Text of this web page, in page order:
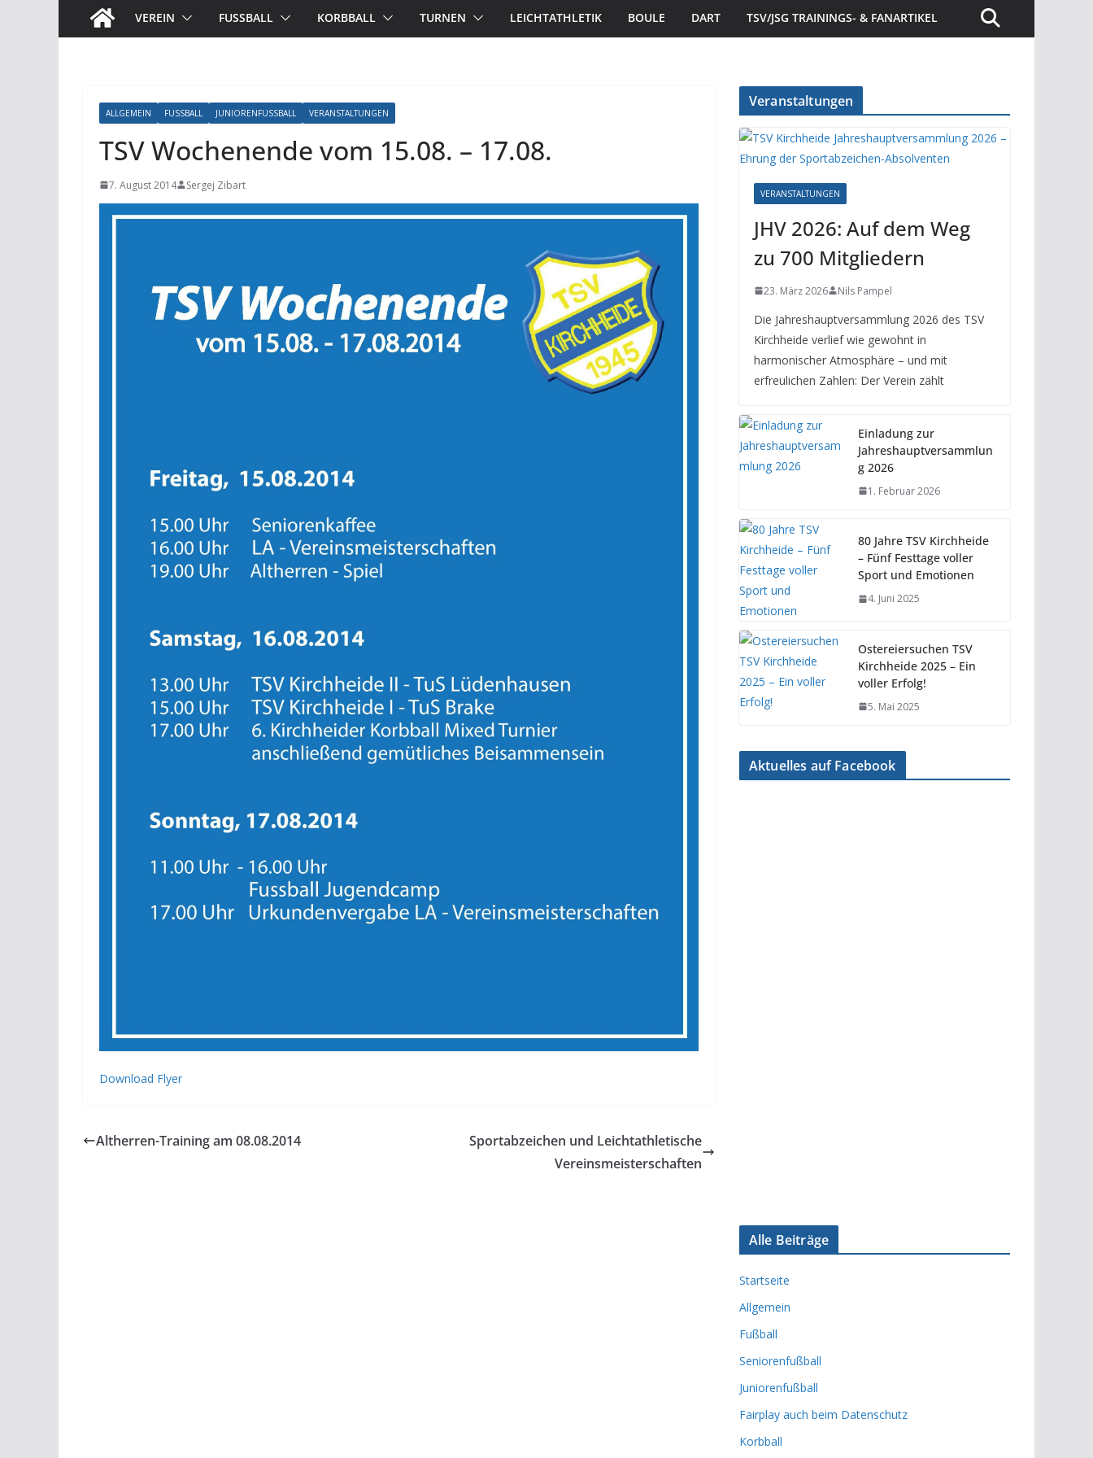
VEREIN FUSSBALL KORBBALL TURNEN LEICHTATHLETIK BOULE DART TSV/JSG TRAININGS- & FANARTIKEL
ALLGEMEIN FUSSBALL JUNIORENFUSSBALL VERANSTALTUNGEN
TSV Wochenende vom 15.08. – 17.08.
7. August 2014 Sergej Zibart
Download Flyer
Altherren-Training am 08.08.2014
Sportabzeichen und Leichtathletische
Vereinsmeisterschaften
Veranstaltungen
VERANSTALTUNGEN
JHV 2026: Auf dem Weg
zu 700 Mitgliedern
23. März 2026 Nils Pampel
Die Jahreshauptversammlung 2026 des TSV
Kirchheide verlief wie gewohnt in
harmonischer Atmosphäre – und mit
erfreulichen Zahlen: Der Verein zählt
Einladung zur
Jahreshauptversammlun
g 2026
1. Februar 2026
80 Jahre TSV Kirchheide
– Fünf Festtage voller
Sport und Emotionen
4. Juni 2025
Ostereiersuchen TSV
Kirchheide 2025 – Ein
voller Erfolg!
5. Mai 2025
Aktuelles auf Facebook
Alle Beiträge
Startseite
Allgemein
Fußball
Seniorenfußball
Juniorenfußball
Fairplay auch beim Datenschutz
Korbball